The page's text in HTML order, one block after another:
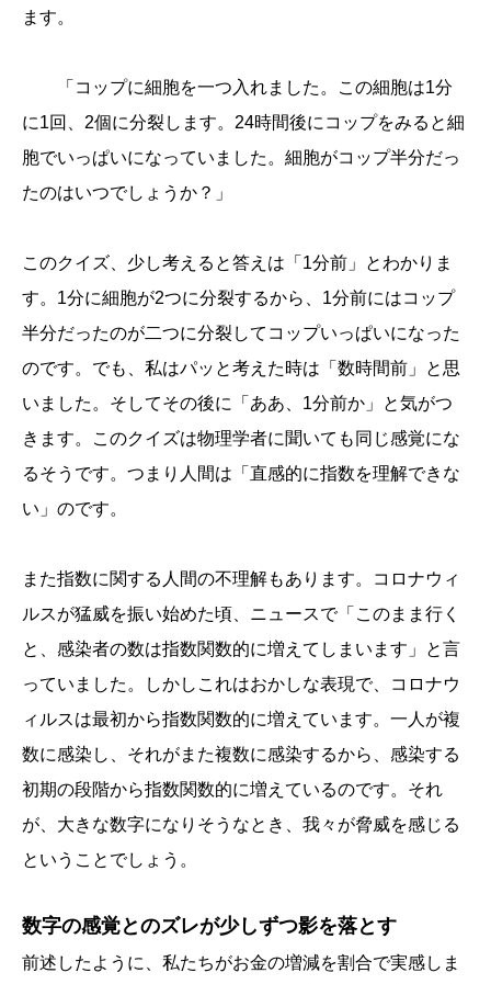
ます。
「コップに細胞を一つ入れました。この細胞は1分
に1回、2個に分裂します。24時間後にコップをみると細
胞でいっぱいになっていました。細胞がコップ半分だっ
たのはいつでしょうか？」
このクイズ、少し考えると答えは「1分前」とわかりま
す。1分に細胞が2つに分裂するから、1分前にはコップ
半分だったのが二つに分裂してコップいっぱいになった
のです。でも、私はパッと考えた時は「数時間前」と思
いました。そしてその後に「ああ、1分前か」と気がつ
きます。このクイズは物理学者に聞いても同じ感覚にな
るそうです。つまり人間は「直感的に指数を理解できな
い」のです。
また指数に関する人間の不理解もあります。コロナウィ
ルスが猛威を振い始めた頃、ニュースで「このまま行く
と、感染者の数は指数関数的に増えてしまいます」と言
っていました。しかしこれはおかしな表現で、コロナウ
ィルスは最初から指数関数的に増えています。一人が複
数に感染し、それがまた複数に感染するから、感染する
初期の段階から指数関数的に増えているのです。それ
が、大きな数字になりそうなとき、我々が脅威を感じる
ということでしょう。
数字の感覚とのズレが少しずつ影を落とす
前述したように、私たちがお金の増減を割合で実感しま